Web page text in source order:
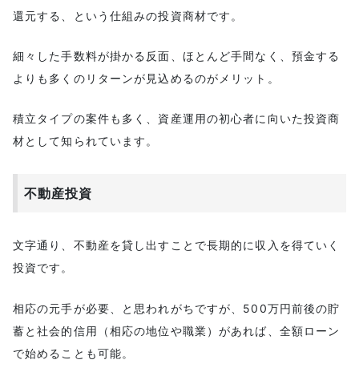
還元する、という仕組みの投資商材です。
細々した手数料が掛かる反面、ほとんど手間なく、預金する
よりも多くのリターンが見込めるのがメリット。
積立タイプの案件も多く、資産運用の初心者に向いた投資商
材として知られています。
不動産投資
文字通り、不動産を貸し出すことで長期的に収入を得ていく
投資です。
相応の元手が必要、と思われがちですが、500万円前後の貯
蓄と社会的信用（相応の地位や職業）があれば、全額ローン
で始めることも可能。